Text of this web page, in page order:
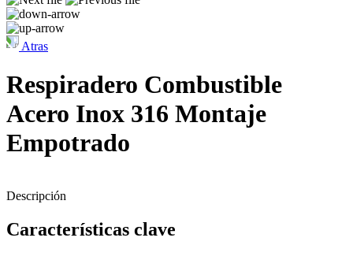
Atras
Respiradero Combustible
Acero Inox 316 Montaje
Empotrado
Descripción
Características clave